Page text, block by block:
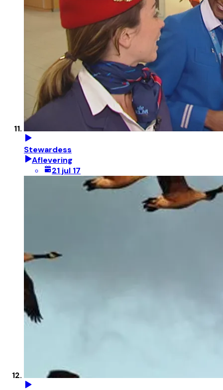
Stewardess
Aflevering
21 jul 17